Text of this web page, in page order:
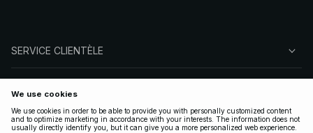
SERVICE CLIENTÈLE
SUIVEZ-NOUS